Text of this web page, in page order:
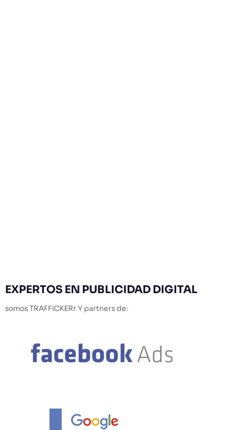
EXPERTOSEN PUBLICIDAD DIGITAL
somos TRAFFICKERr Y partners de: